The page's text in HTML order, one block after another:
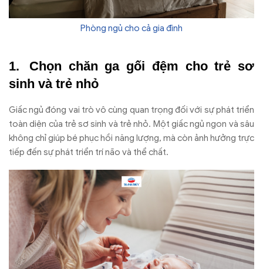
Phòng ngủ cho cả gia đình
Chọn chăn ga gối đệm cho trẻ sơ
sinh và trẻ nhỏ
Giấc ngủ đóng vai trò vô cùng quan trọng đối với sự phát triển
toàn diện của trẻ sơ sinh và trẻ nhỏ. Một giấc ngủ ngon và sâu
không chỉ giúp bé phục hồi năng lượng, mà còn ảnh hưởng trực
tiếp đến sự phát triển trí não và thể chất.